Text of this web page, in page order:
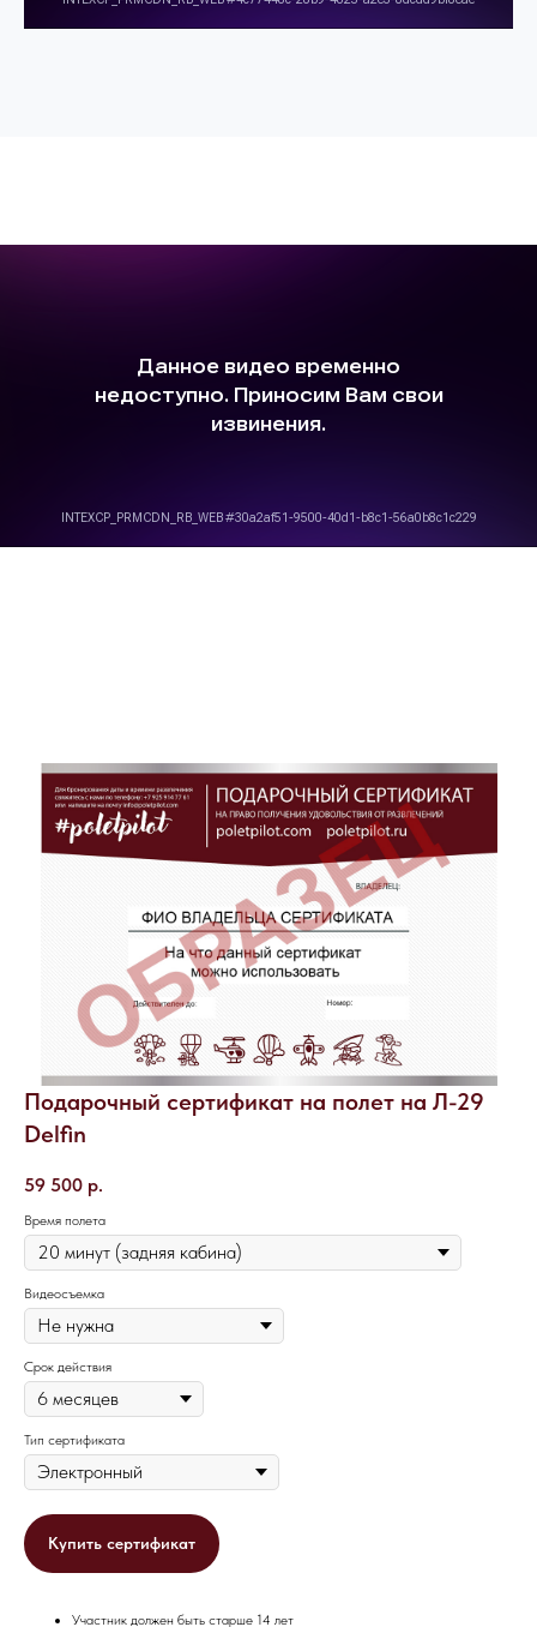
Подарочный сертификат на полет на Л-29
Delfin
59 500 р.
Время полета
Видеосъемка
Срок действия
Тип сертификата
Купить сертификат
Участник должен быть старше 14 лет